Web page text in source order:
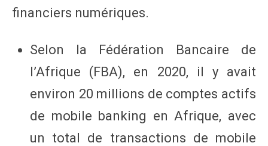
financiers numériques.
Selon la Fédération Bancaire de
l’Afrique (FBA), en 2020, il y avait
environ 20 millions de comptes actifs
de mobile banking en Afrique, avec
un total de transactions de mobile